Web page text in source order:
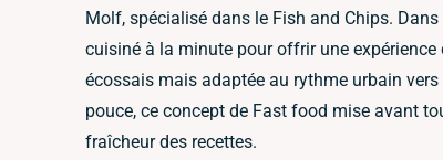
Molf, spécialisé dans le Fish and Chips.
cuisiné à la minute pour offrir une
écossais mais adaptée au rythme urbain
pouce, ce concept de Fast food mise avant
fraîcheur des recettes.